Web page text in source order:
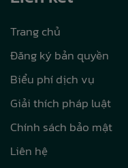
Trang chủ
Đăng ký bản quyền
Biểu phí dịch vụ
Giải thích pháp luật
Chính sách bảo mật
Liên hệ